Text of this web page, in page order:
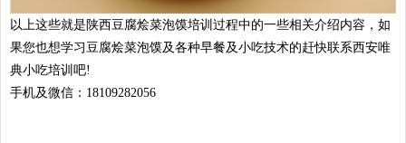
以上这些就是 陕西豆腐烩菜泡馍培训 过程中的一些相关介绍内容，如
果您也想学习豆腐烩菜泡馍及各种早餐及小吃技术的赶快联系西安唯
典小吃培训吧!
手机及微信：18109282056